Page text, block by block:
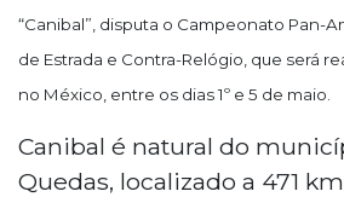
“Canibal”, disputa o Campeonato Pan-
de Estrada e Contra-Relógio, que será
no México, entre os dias 1º e 5 de maio.
Canibal é natural do
Quedas, localizado a 471